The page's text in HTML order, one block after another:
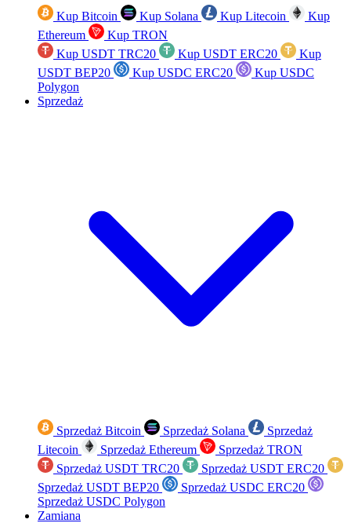
Kup Bitcoin Kup Solana Kup Litecoin
Kup
Ethereum
Kup TRON
Kup USDT TRC20
Kup USDT ERC20
Kup
USDT BEP20
Kup USDC ERC20
Kup USDC
Polygon
Sprzedaż
Sprzedaż Bitcoin Sprzedaż Solana
Sprzedaż
Litecoin
Sprzedaż Ethereum
Sprzedaż TRON
Sprzedaż USDT TRC20
Sprzedaż USDT ERC20
Sprzedaż USDT BEP20
Sprzedaż USDC ERC20
Sprzedaż USDC Polygon
Zamiana